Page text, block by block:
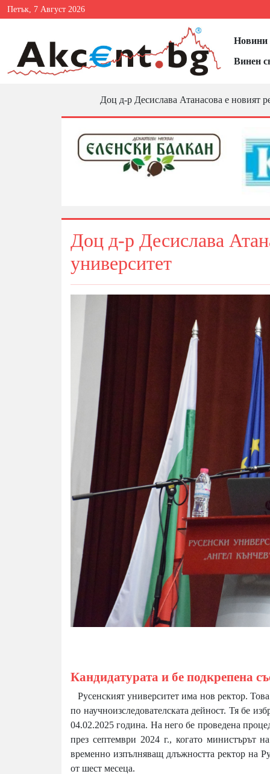
Петък, 7 Август 2026
Новини
Винен
Доц д-р Десислава Атанасова е новият
Доц д-р Десислава
университет
Кандидатурата и бе подкрепена
Русенският университет има нов ректор.
по научноизследователската дейност. Тя бе
04.02.2025 година. На него бе проведена
през септември 2024 г., когато министърът
временно изпълняващ длъжността ректор на
от шест месеца.